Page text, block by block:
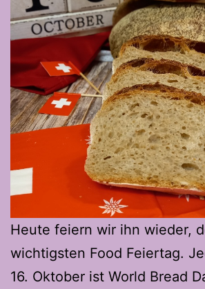
Heute feiern wir ihn wieder,
wichtigsten Food Feiertag.
16. Oktober ist World Bread